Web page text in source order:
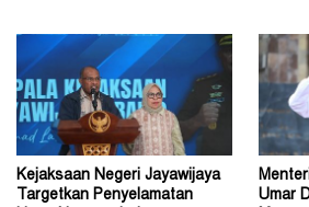
Kejaksaan Negeri Jayawijaya
Targetkan Penyelamatan
Umar